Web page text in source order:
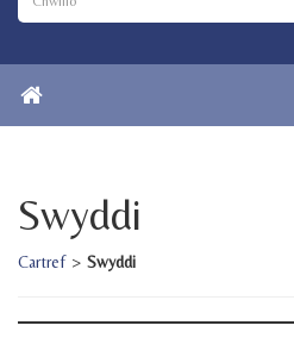
Swyddi
Cartref > Swyddi